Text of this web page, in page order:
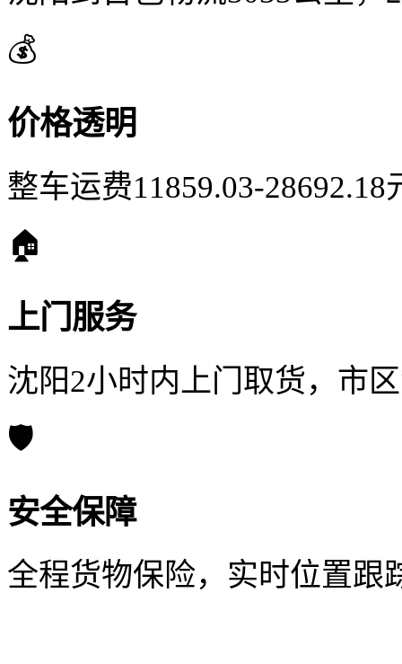
💰
价格透明
整车运费11859.03-
🏠
上门服务
沈阳2小时内上门取货，市
🛡️
安全保障
全程货物保险，实时位置跟